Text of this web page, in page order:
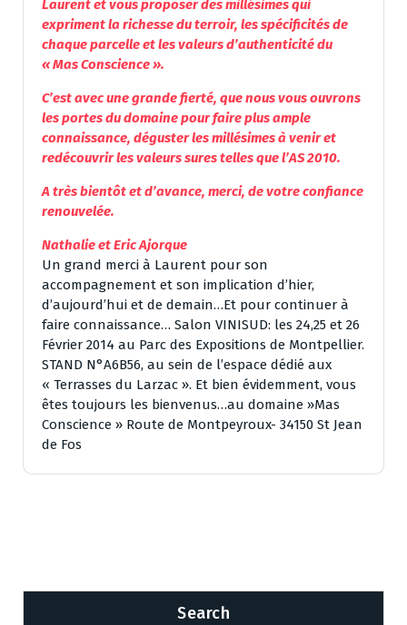
Laurent et vous proposer des millésimes qui
expriment la richesse du terroir, les spécificités de
chaque parcelle et les valeurs d’authenticité du
« Mas Conscience ».
C’est avec une grande fierté, que nous vous ouvrons
les portes du domaine pour faire plus ample
connaissance, déguster les millésimes à venir et
redécouvrir les valeurs sures telles que l’AS 2010.
A très bientôt et d’avance, merci, de votre confiance
renouvelée.
Nathalie et Eric Ajorque
Un grand merci à Laurent pour son
accompagnement et son implication d’hier,
d’aujourd’hui et de demain…Et pour continuer à
faire connaissance… Salon VINISUD: les 24,25 et 26
Février 2014 au Parc des Expositions de Montpellier.
STAND N°A6B56, au sein de l’espace dédié aux
« Terrasses du Larzac ». Et bien évidemment, vous
êtes toujours les bienvenus…au domaine »Mas
Conscience » Route de Montpeyroux- 34150 St Jean
de Fos
Search